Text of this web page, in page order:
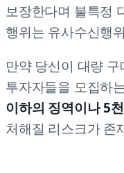
보장한다며 불특정
행위는 유사수신행
만약 당신이 대량
투자자들을 모집하
이하의 징역이나 5
처해질 리스크가 존